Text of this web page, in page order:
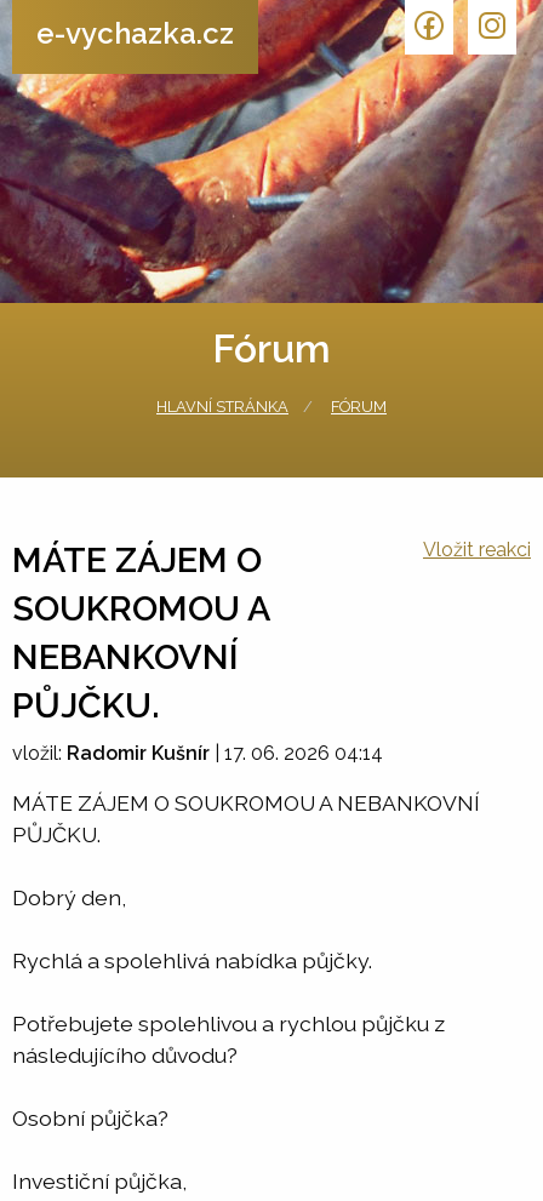
e-vychazka.cz
Fórum
HLAVNÍ STRÁNKA FÓRUM
MÁTE ZÁJEM O
SOUKROMOU A
NEBANKOVNÍ
PŮJČKU.
Vložit reakci
vložil: Radomir Kušnír 17. 06. 2026 04:14
MÁTE ZÁJEM O SOUKROMOU A NEBANKOVNÍ
PŮJČKU.
Dobrý den,
Rychlá a spolehlivá nabídka půjčky.
Potřebujete spolehlivou a rychlou půjčku z
následujícího důvodu?
Osobní půjčka?
Investiční půjčka,